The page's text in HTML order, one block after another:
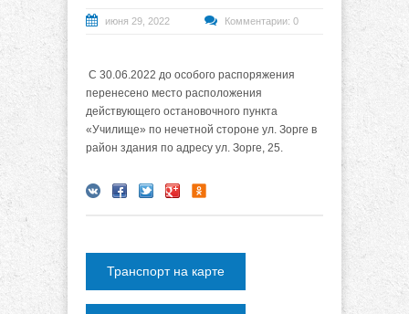
июня 29, 2022 Комментарии: 0
С 30.06.2022 до особого распоряжения
перенесено место расположения
действующего остановочного пункта
«Училище» по нечетной стороне ул. Зорге в
район здания по адресу ул. Зорге, 25.
Транспорт на карте